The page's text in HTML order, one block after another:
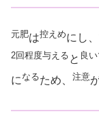
元肥は控えめにし、
2回程度与える と 良
になるため、 注意